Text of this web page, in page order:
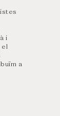
i
el
a
de